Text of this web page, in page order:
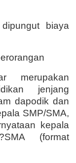
biaya
merupakan
jenjang
dapodik dan
SMP/SMA,
kepala
(format